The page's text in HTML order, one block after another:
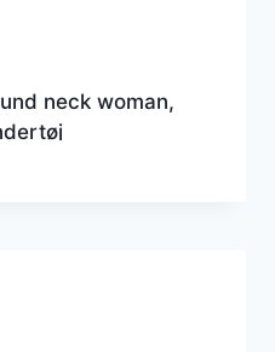
neck woman,